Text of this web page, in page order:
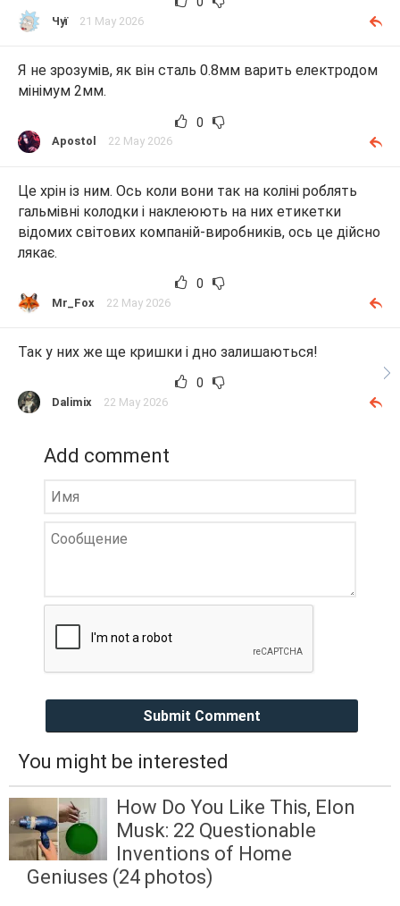
Чуї 21 May 2026
Я не зрозумів, як він сталь 0.8мм варить електродом
мінімум 2мм.
0
Apostol 22 May 2026
Це хрін із ним. Ось коли вони так на коліні роблять
гальмівні колодки і наклеюють на них етикетки
відомих світових компаній-виробників, ось це дійсно
лякає.
0
Mr_Fox 22 May 2026
Так у них же ще кришки і дно залишаються!
0
Dalimix 22 May 2026
Add comment
Submit Comment
You might be interested
How Do You Like This, Elon
Musk: 22 Questionable
Inventions of Home
Geniuses (24 photos)